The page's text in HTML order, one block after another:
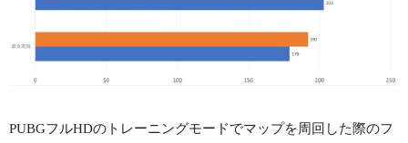
PUBGフルHDのトレーニングモードでマップを周回した際のフ